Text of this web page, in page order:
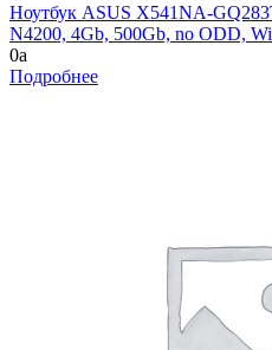
Ноутбук ASUS X541NA-
N4200, 4Gb, 500Gb, no ODD,
0a
Подробнее